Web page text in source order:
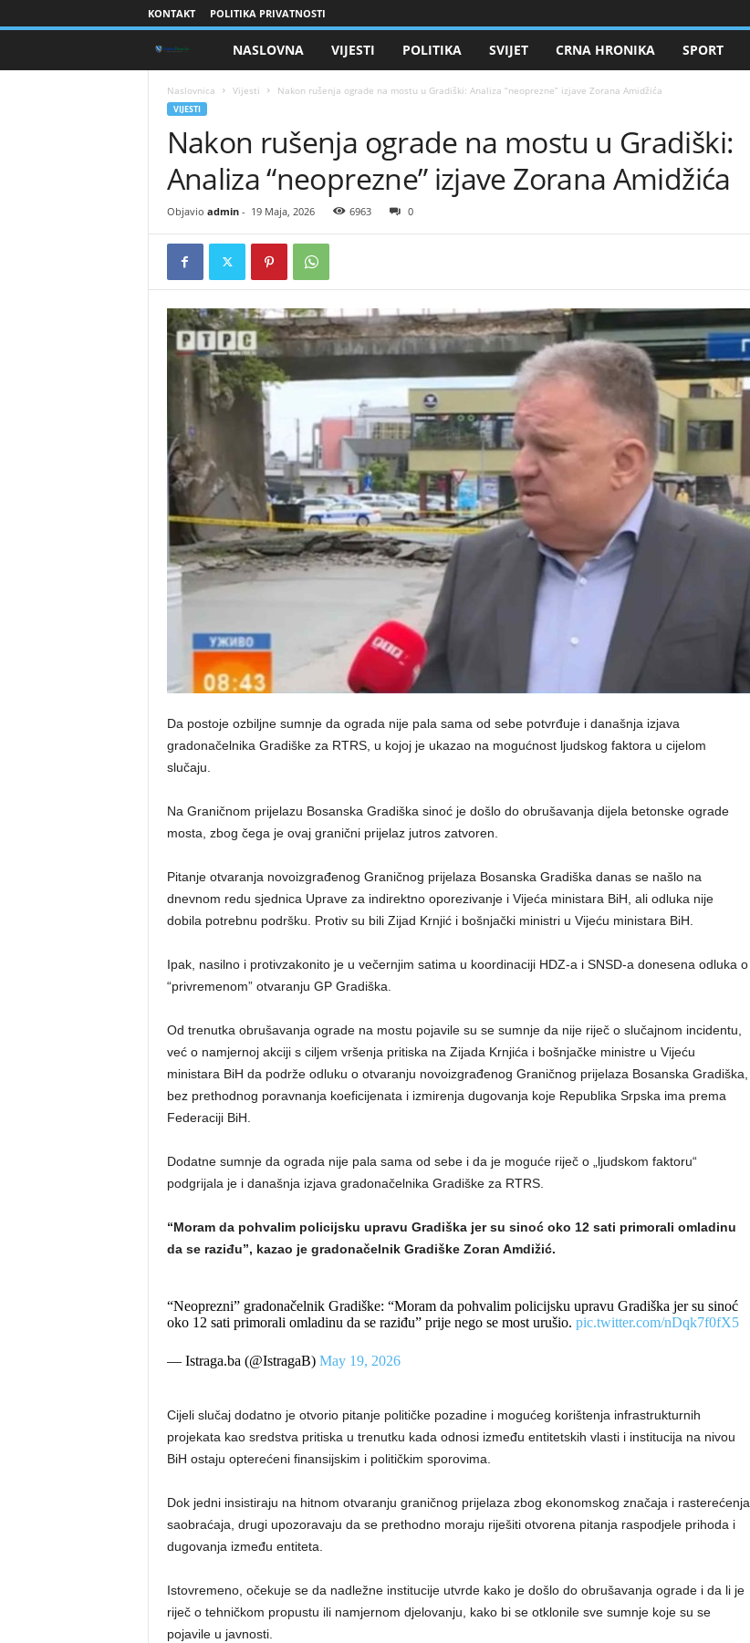
KONTAKT POLITIKA PRIVATNOSTI
n
i
c
i
B
n
e
NASLOVNA VIJESTI POLITIKA SVIJET CRNA HRONIKA SPORT
Naslovnica Vijesti ​Nakon rušenja ograde na mostu u Gradiški: Analiza “neoprezne” izjave Zorana Amidžića
VIJESTI
​Nakon rušenja ograde na mostu u Gradiški:
Analiza “neoprezne” izjave Zorana Amidžića
Objavio admin- 19 Maja, 2026 6963 0
Da postoje ozbiljne sumnje da ograda nije pala sama od sebe potvrđuje i današnja izjava
gradonačelnika Gradiške za RTRS, u kojoj je ukazao na mogućnost ljudskog faktora u cijelom
slučaju.
Na Graničnom prijelazu Bosanska Gradiška sinoć je došlo do obrušavanja dijela betonske ograde
mosta, zbog čega je ovaj granični prijelaz jutros zatvoren.
Pitanje otvaranja novoizgrađenog Graničnog prijelaza Bosanska Gradiška danas se našlo na
dnevnom redu sjednica Uprave za indirektno oporezivanje i Vijeća ministara BiH, ali odluka nije
dobila potrebnu podršku. Protiv su bili Zijad Krnjić i bošnjački ministri u Vijeću ministara BiH.
Ipak, nasilno i protivzakonito je u večernjim satima u koordinaciji HDZ-a i SNSD-a donesena odluka o
“privremenom” otvaranju GP Gradiška.
Od trenutka obrušavanja ograde na mostu pojavile su se sumnje da nije riječ o slučajnom incidentu,
već o namjernoj akciji s ciljem vršenja pritiska na Zijada Krnjića i bošnjačke ministre u Vijeću
ministara BiH da podrže odluku o otvaranju novoizgrađenog Graničnog prijelaza Bosanska Gradiška,
bez prethodnog poravnanja koeficijenata i izmirenja dugovanja koje Republika Srpska ima prema
Federaciji BiH.
Dodatne sumnje da ograda nije pala sama od sebe i da je moguće riječ o „ljudskom faktoru“
podgrijala je i današnja izjava gradonačelnika Gradiške za RTRS.
“Moram da pohvalim policijsku upravu Gradiška jer su sinoć oko 12 sati primorali omladinu
da se raziđu”, kazao je gradonačelnik Gradiške Zoran Amdižić.
“Neoprezni” gradonačelnik Gradiške: “Moram da pohvalim policijsku upravu Gradiška jer su sinoć
oko 12 sati primorali omladinu da se raziđu” prije nego se most urušio. pic.twitter.com/nDqk7f0fX5
— Istraga.ba (@IstragaB) May 19, 2026
Cijeli slučaj dodatno je otvorio pitanje političke pozadine i mogućeg korištenja infrastrukturnih
projekata kao sredstva pritiska u trenutku kada odnosi između entitetskih vlasti i institucija na nivou
BiH ostaju opterećeni finansijskim i političkim sporovima.
Dok jedni insistiraju na hitnom otvaranju graničnog prijelaza zbog ekonomskog značaja i rasterećenja
saobraćaja, drugi upozoravaju da se prethodno moraju riješiti otvorena pitanja raspodjele prihoda i
dugovanja između entiteta.
Istovremeno, očekuje se da nadležne institucije utvrde kako je došlo do obrušavanja ograde i da li je
riječ o tehničkom propustu ili namjernom djelovanju, kako bi se otklonile sve sumnje koje su se
pojavile u javnosti.